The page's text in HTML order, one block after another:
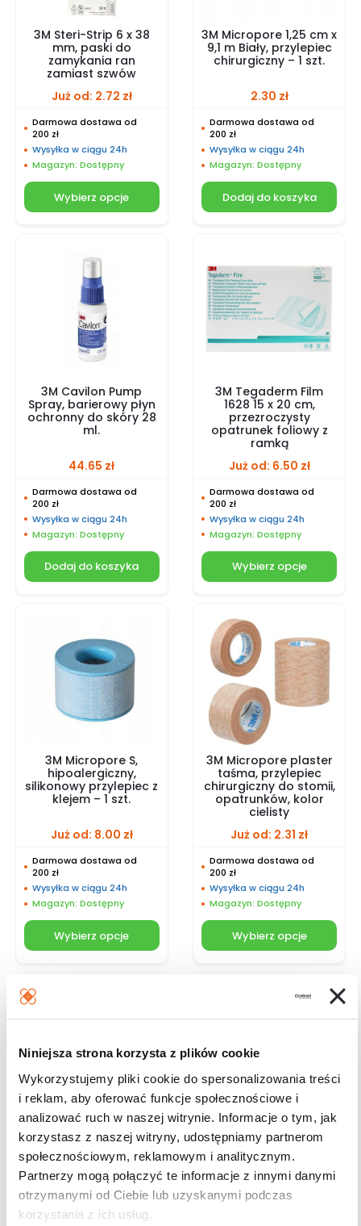
Niniejsza strona korzysta z plików cookie
Wykorzystujemy pliki cookie do spersonalizowania treści
i reklam, aby oferować funkcje społecznościowe i
analizować ruch w naszej witrynie. Informacje o tym, jak
korzystasz z naszej witryny, udostępniamy partnerom
społecznościowym, reklamowym i analitycznym.
Partnerzy mogą połączyć te informacje z innymi danymi
otrzymanymi od Ciebie lub uzyskanymi podczas
korzystania z ich usług.
3M Steri-Strip 6 x 38
mm, paski do
zamykania ran
zamiast szwów
Już od: 2.72 zł
Darmowa dostawa od
200 zł
Wysyłka w ciągu 24h
Magazyn: Dostępny
Wybierz opcje
3M Micropore 1,25 cm x
9,1 m Biały, przylepiec
chirurgiczny – 1 szt.
2.30 zł
Darmowa dostawa od
200 zł
Wysyłka w ciągu 24h
Magazyn: Dostępny
Dodaj do koszyka
3M Cavilon Pump
Spray, barierowy płyn
ochronny do skóry 28
ml.
44.65 zł
Darmowa dostawa od
200 zł
Wysyłka w ciągu 24h
Magazyn: Dostępny
Dodaj do koszyka
3M Tegaderm Film
1628 15 x 20 cm,
przezroczysty
opatrunek foliowy z
ramką
Już od: 6.50 zł
Darmowa dostawa od
200 zł
Wysyłka w ciągu 24h
Magazyn: Dostępny
Wybierz opcje
3M Micropore S,
hipoalergiczny,
silikonowy przylepiec z
klejem – 1 szt.
Już od: 8.00 zł
Darmowa dostawa od
200 zł
Wysyłka w ciągu 24h
Magazyn: Dostępny
Wybierz opcje
3M Micropore plaster
taśma, przylepiec
chirurgiczny do stomii,
opatrunków, kolor
cielisty
Już od: 2.31 zł
Darmowa dostawa od
200 zł
Wysyłka w ciągu 24h
Magazyn: Dostępny
Wybierz opcje
3M Steri-Strip 6 x 100
mm, paski do
zamykania ran
zamiast szwów
Już od: 3.30zł
3M Tegaderm CHG
1657R 8.5 x 11.5 cm,
przezroczysty
opatrunek
zabezpieczania miejsc
wkłucia.